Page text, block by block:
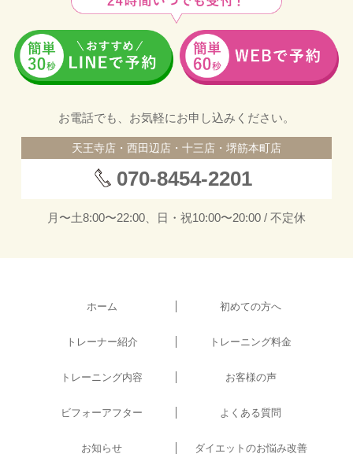
お電話でも、お気軽にお申し込みください。
天王寺店・西田辺店・十三店・堺筋本町店
070-8454-2201
月〜土8:00〜22:00、日・祝10:00〜20:00 / 不定休
ホーム 初めての方へ
トレーナー紹介 トレーニング料金
トレーニング内容 お客様の声
ビフォーアフター よくある質問
お知らせ ダイエットのお悩み改善